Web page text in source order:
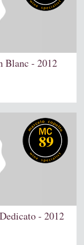
Blanc - 2012
89
- 2012